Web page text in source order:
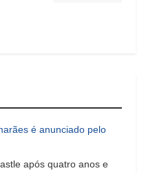
é anunciado pelo
após quatro anos e